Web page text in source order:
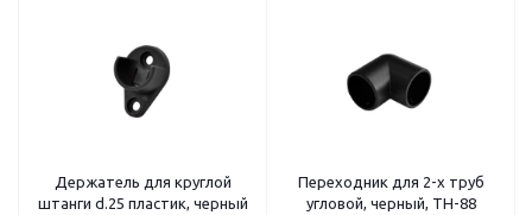
Держатель для круглой
штанги d.25 пластик, черный
Переходник для 2-х труб
угловой, черный, TH-88